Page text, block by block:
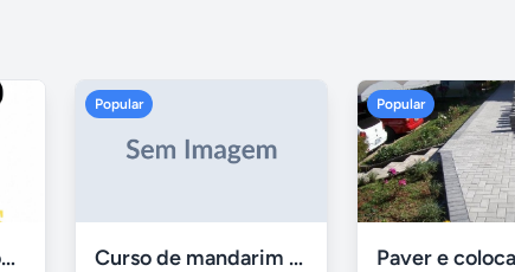
Aulas de Alemão com Professor Nativo
Popular
Curso de mandarim em belo horizonte
Popular